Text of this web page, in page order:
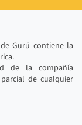
Gurú contiene la
de la compañía
de cualquier